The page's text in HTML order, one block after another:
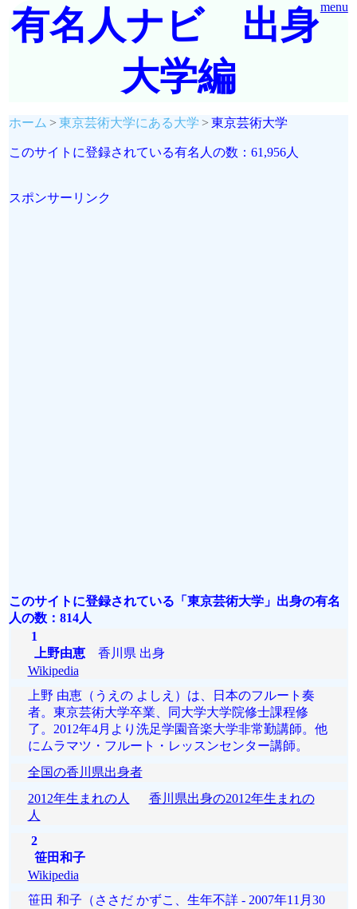
menu
有名人ナビ 出身
大学編
ホーム 東京芸術大学にある大学 東京芸術大学
このサイトに登録されている有名人の数：61,956人
スポンサーリンク
このサイトに登録されている「東京芸術大学」出身の有名
人の数：814人
1
上野由恵香川県 出身
Wikipedia
上野 由恵（うえの よしえ）は、日本のフルート奏
者。東京芸術大学卒業、同大学大学院修士課程修
了。2012年4月より洗足学園音楽大学非常勤講師。他
にムラマツ・フルート・レッスンセンター講師。
全国の香川県出身者
2012年生まれの人
香川県出身の2012年生まれの
人
2
笹田和子
Wikipedia
笹田 和子（ささだ かずこ、生年不詳 - 2007年11月30